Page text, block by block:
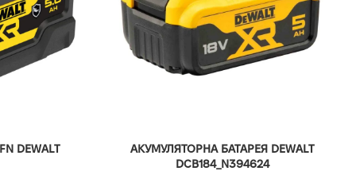
DEWALT
АКУМУЛЯТОРНА БАТАРЕЯ DEWALT
DCB184_N394624